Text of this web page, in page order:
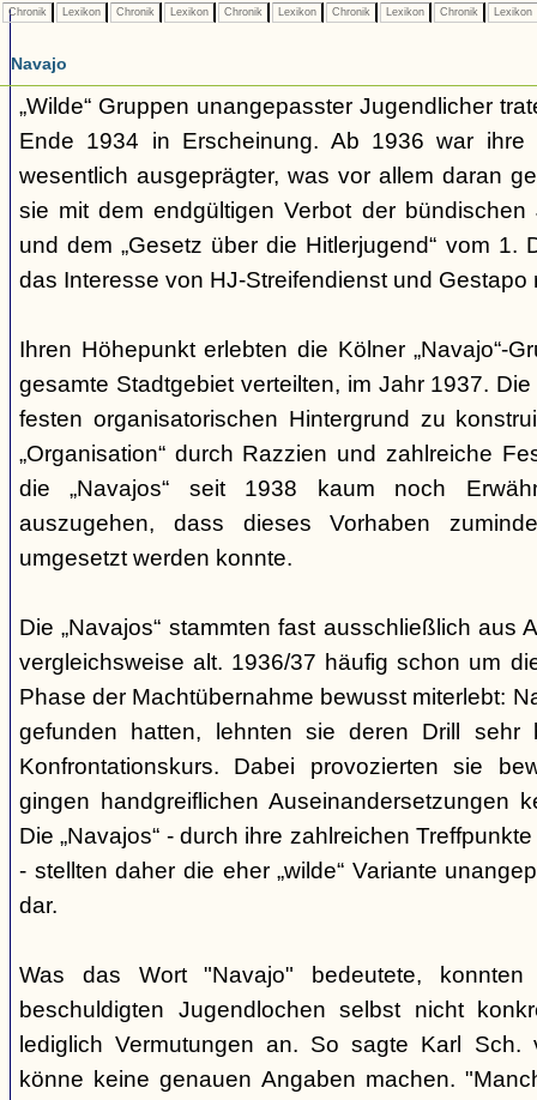
Chronik Lexikon Chronik Lexikon Chronik Lexikon Chronik Lexikon Chronik Lexikon
Navajo
„Wilde“ Gruppen unangepasster Jugendlicher
Ende 1934 in Erscheinung. Ab 1936 war ihre
wesentlich ausgeprägter, was vor allem daran
sie mit dem endgültigen Verbot der
und dem „Gesetz über die Hitlerjugend“ vom 1.
das Interesse von HJ-Streifendienst und Gestapo
Ihren Höhepunkt erlebten die Kölner „Navajo“-
gesamte Stadtgebiet verteilten, im Jahr 1937.
festen organisatorischen Hintergrund zu
„Organisation“ durch Razzien und zahlreiche
die „Navajos“ seit 1938 kaum noch
auszugehen, dass dieses Vorhaben
umgesetzt werden konnte.
Die „Navajos“ stammten fast ausschließlich aus
vergleichsweise alt. 1936/37 häufig schon um
Phase der Machtübernahme bewusst miterlebt:
gefunden hatten, lehnten sie deren Drill
Konfrontationskurs. Dabei provozierten sie
gingen handgreiflichen Auseinandersetzungen
Die „Navajos“ - durch ihre zahlreichen
- stellten daher die eher „wilde“ Variante
dar.
Was das Wort "Navajo" bedeutete, konnten
beschuldigten Jugendlochen selbst nicht
lediglich Vermutungen an. So sagte Karl
könne keine genauen Angaben machen.